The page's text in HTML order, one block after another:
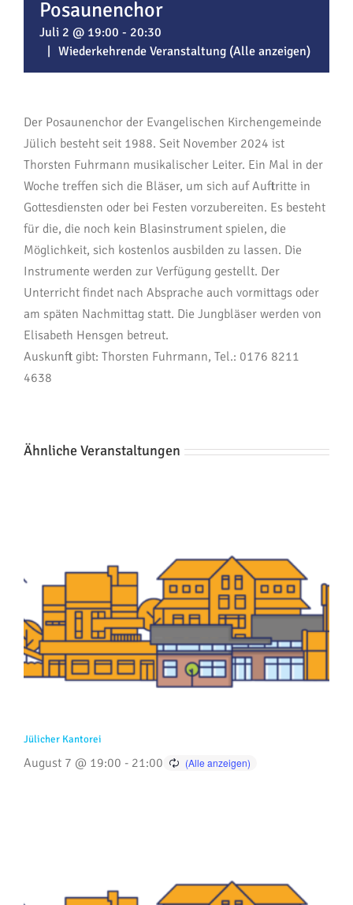
Posaunenchor
Juli 2 @ 19:00 - 20:30
Wiederkehrende Veranstaltung (Alle anzeigen)
Der Posaunenchor der Evangelischen Kirchengemeinde
Jülich besteht seit 1988. Seit November 2024 ist
Thorsten Fuhrmann musikalischer Leiter. Ein Mal in der
Woche treffen sich die Bläser, um sich auf Auftritte in
Gottesdiensten oder bei Festen vorzubereiten. Es besteht
für die, die noch kein Blasinstrument spielen, die
Möglichkeit, sich kostenlos ausbilden zu lassen. Die
Instrumente werden zur Verfügung gestellt. Der
Unterricht findet nach Absprache auch vormittags oder
am späten Nachmittag statt. Die Jungbläser werden von
Elisabeth Hensgen betreut.
Auskunft gibt: Thorsten Fuhrmann, Tel.: 0176 8211
4638
Ähnliche Veranstaltungen
Jülicher Kantorei
August 7 @ 19:00 - 21:00